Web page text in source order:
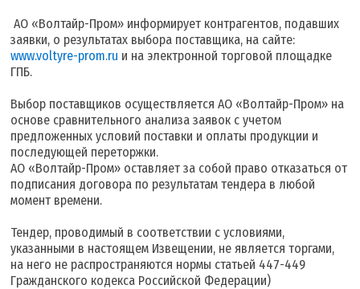
АО «Волтайр-Пром» информирует контрагентов, подавших
заявки, о результатах выбора поставщика, на сайте:
www.voltyre-prom.ru и на электронной торговой площадке
ГПБ.
Выбор поставщиков осуществляется АО «Волтайр-Пром» на
основе сравнительного анализа заявок с учетом
предложенных условий поставки и оплаты продукции и
последующей переторжки.
АО «Волтайр-Пром» оставляет за собой право отказаться от
подписания договора по результатам тендера в любой
момент времени.
Тендер, проводимый в соответствии с условиями,
указанными в настоящем Извещении, не является торгами,
на него не распространяются нормы статьей 447-449
Гражданского кодекса Российской Федерации)